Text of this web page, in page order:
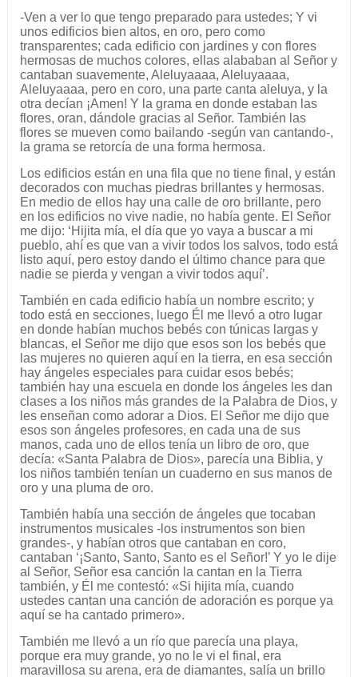
-Ven a ver lo que tengo preparado para ustedes; Y vi
unos edificios bien altos, en oro, pero como
transparentes; cada edificio con jardines y con flores
hermosas de muchos colores, ellas alababan al Señor y
cantaban suavemente, Aleluyaaaa, Aleluyaaaa,
Aleluyaaaa, pero en coro, una parte canta aleluya, y la
otra decían ¡Amen! Y la grama en donde estaban las
flores, oran, dándole gracias al Señor. También las
flores se mueven como bailando -según van cantando-,
la grama se retorcía de una forma hermosa.
Los edificios están en una fila que no tiene final, y están
decorados con muchas piedras brillantes y hermosas.
En medio de ellos hay una calle de oro brillante, pero
en los edificios no vive nadie, no había gente. El Señor
me dijo: ‘Hijita mía, el día que yo vaya a buscar a mi
pueblo, ahí es que van a vivir todos los salvos, todo está
listo aquí, pero estoy dando el último chance para que
nadie se pierda y vengan a vivir todos aquí’.
También en cada edificio había un nombre escrito; y
todo está en secciones, luego Él me llevó a otro lugar
en donde habían muchos bebés con túnicas largas y
blancas, el Señor me dijo que esos son los bebés que
las mujeres no quieren aquí en la tierra, en esa sección
hay ángeles especiales para cuidar esos bebés;
también hay una escuela en donde los ángeles les dan
clases a los niños más grandes de la Palabra de Dios, y
les enseñan como adorar a Dios. El Señor me dijo que
esos son ángeles profesores, en cada una de sus
manos, cada uno de ellos tenía un libro de oro, que
decía: «Santa Palabra de Dios», parecía una Biblia, y
los niños también tenían un cuaderno en sus manos de
oro y una pluma de oro.
También había una sección de ángeles que tocaban
instrumentos musicales -los instrumentos son bien
grandes-, y habían otros que cantaban en coro,
cantaban ‘¡Santo, Santo, Santo es el Señor!’ Y yo le dije
al Señor, Señor esa canción la cantan en la Tierra
también, y Él me contestó: «Si hijita mía, cuando
ustedes cantan una canción de adoración es porque ya
aquí se ha cantado primero».
También me llevó a un río que parecía una playa,
porque era muy grande, yo no le vi el final, era
maravillosa su arena, era de diamantes, salía un brillo